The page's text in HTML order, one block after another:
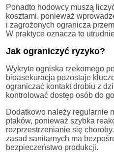
Ponadto hodowcy muszą
kosztami, ponieważ
i zagrożonych ogranicza
W praktyce oznacza to
Jak ograniczyć ryzyko?
Wykryte ogniska rzekomego
bioasekuracja pozostaje
ograniczać kontakt drobiu z
kontrolować dostęp osób do
Dodatkowo należy regularnie
ptaków, ponieważ szybka
rozprzestrzenianie się
zasad sanitarnych ma
bezpieczeństwo produkcji.